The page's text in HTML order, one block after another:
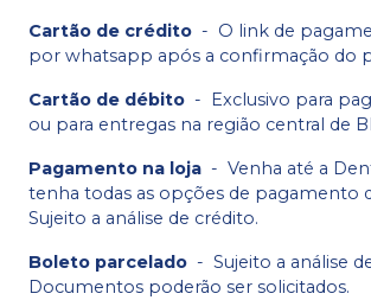
Cartão de crédito - O link de
por whatsapp após a confirmação do
Cartão de débito - Exclusivo para
ou para entregas na região central de
Pagamento na loja - Venha até a
tenha todas as opções de pagamento
Sujeito a análise de crédito.
Boleto parcelado - Sujeito a análise
Documentos poderão ser solicitados.